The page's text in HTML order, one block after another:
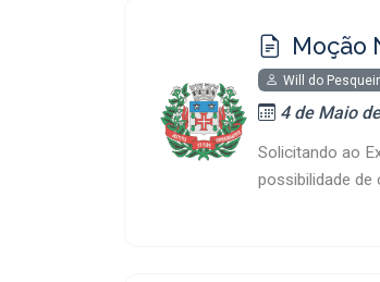
Moção
Will do
4 de Maio
Solicitando ao
possibilidade de